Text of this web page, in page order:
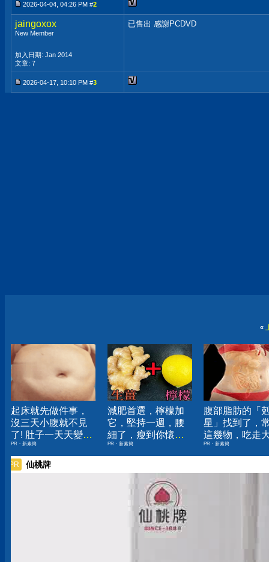
2026-04-04, 04:26 PM #2
jaingoxox
New Member
加入日期: Jan 2014
文章: 7
已售出 感謝PCDVD
2026-04-17, 10:10 PM #3
«
起床就先做件事，
沒三天小腹就不見
了! 肚子一天天變
小！
PR・新素簡
減肥首選，檸檬加
它，堅持一週，腰
細了，瘦到你懷疑
人生
PR・新素簡
腹部脂肪的「
星」找到了，
這幾物，吃走
囊，瘦出小蠻
PR・新素簡
PR 仙桃牌